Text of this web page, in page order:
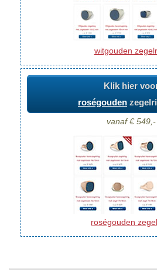
witgouden
Klik hier
roségouden
vanaf € 549,-
roségouden